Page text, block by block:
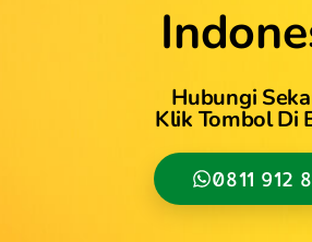
Hubungi
Klik Tombol Di
0811 912